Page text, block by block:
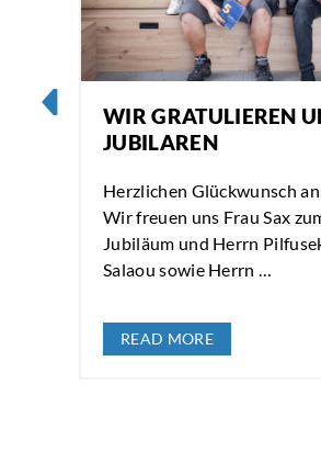
WIR GRATULIEREN
JUBILAREN
Herzlichen Glückwunsch
Wir freuen uns Frau Sax
Jubiläum und Herrn
Salaou sowie Herrn …
READ MORE